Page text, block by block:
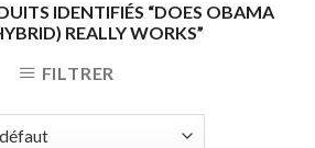
IDENTIFIÉS “DOES OBAMA
REALLY WORKS”
FILTRER